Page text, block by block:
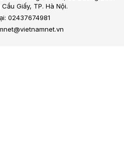
Giấy, TP. Hà Nội.
02437674981